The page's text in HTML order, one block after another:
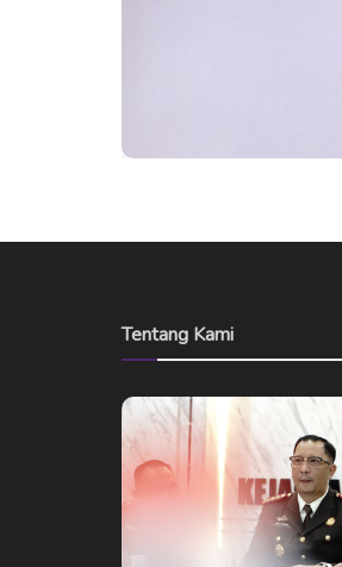
Tentang Kami